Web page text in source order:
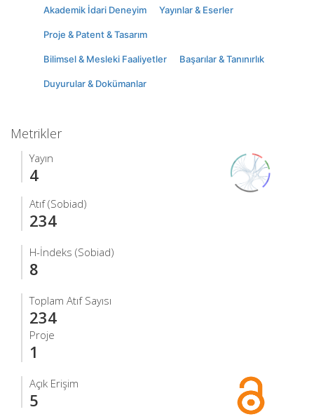
Akademik İdari Deneyim Yayınlar & Eserler
Proje & Patent & Tasarım
Bilimsel & Mesleki Faaliyetler Başarılar & Tanınırlık
Duyurular & Dokümanlar
Metrikler
Yayın
4
Atıf (Sobiad)
234
H-İndeks (Sobiad)
8
Toplam Atıf Sayısı
234
Proje
1
Açık Erişim
5